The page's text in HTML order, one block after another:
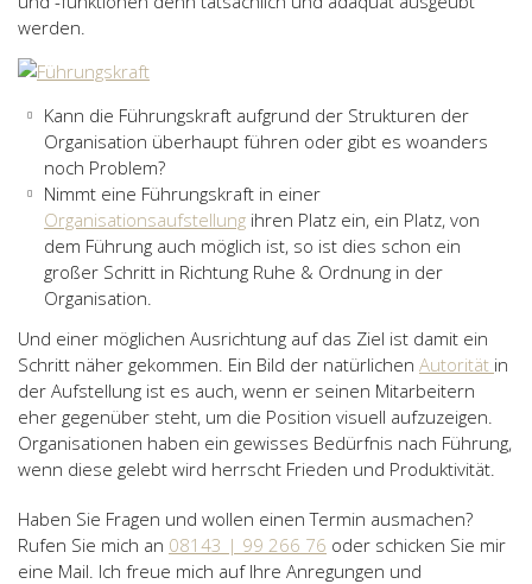
werden.
Kann die Führungskraft aufgrund der Strukturen der
Organisation überhaupt führen oder gibt es woanders
noch Problem?
Nimmt eine Führungskraft in einer
Organisationsaufstellung ihren Platz ein, ein Platz, von
dem Führung auch möglich ist, so ist dies schon ein
großer Schritt in Richtung Ruhe & Ordnung in der
Organisation.
Und einer möglichen Ausrichtung auf das Ziel ist damit ein
Schritt näher gekommen. Ein Bild der natürlichen Autorität in
der Aufstellung ist es auch, wenn er seinen Mitarbeitern
eher gegenüber steht, um die Position visuell aufzuzeigen.
Organisationen haben ein gewisses Bedürfnis nach Führung,
wenn diese gelebt wird herrscht Frieden und Produktivität.
Haben Sie Fragen und wollen einen Termin ausmachen?
Rufen Sie mich an 08143 | 99 266 76 oder schicken Sie mir
eine Mail. Ich freue mich auf Ihre Anregungen und